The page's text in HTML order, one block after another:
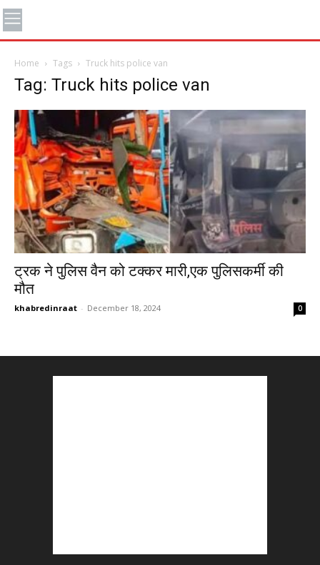
Home Tags Truck hits police van
Tag: Truck hits police van
ट्रक ने पुलिस वैन को टक्कर मारी,एक पुलिसकर्मी की
मौत
khabredinraat - December 18, 2024 0